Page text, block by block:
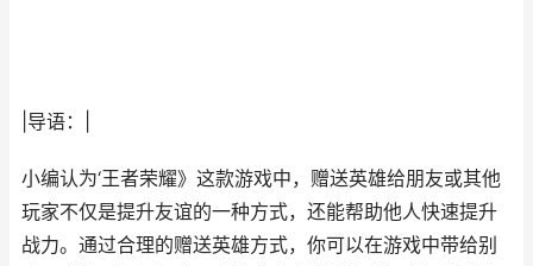
|导语：|
小编认为‘王者荣耀》这款游戏中，赠送英雄给朋友或其他
玩家不仅是提升友谊的一种方式，还能帮助他人快速提升
战力。通过合理的赠送英雄方式，你可以在游戏中带给别